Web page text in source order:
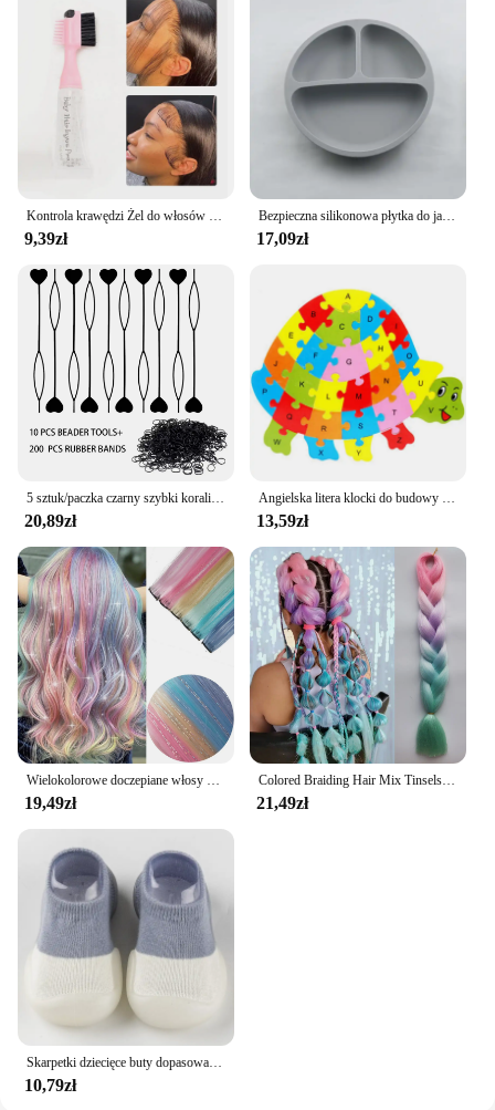
Kontrola krawędzi Żel do włosów Szczotka do krawędzi Kieszonkowy zestaw wielokrotnego napełniania Zestaw szczotek do włosów dla dzieci Doskonała wydajność Długotrwała Bez pozostałości bieli
9,39zł
Bezpieczna silikonowa płytka do jadalni dla dzieci z motywem ssącym Cartoon naczynia do karmienia malucha zastawa stołowa Retro Kids Smile Face miska
17,09zł
5 sztuk/paczka czarny szybki koralik do ładowania koralików na warkocze narzędzie z 100 szt. Opaski gumowe dla dzieci dziewczynek fryzura kucyk
20,89zł
Angielska litera klocki do budowy drewno układanka ze zwierzętami dzieci zabawka rozwijająca inteligencję poznawcze dla małych dzieci wczesna edukacja prezenty
13,59zł
Wielokolorowe doczepiane włosy Mix tinsels Kolorowe doczepiane włosy 2 w 1 Tęczowe włosy ze srebrnymi puszkami dla dzieci i dziewcząt
19,49zł
Colored Braiding Hair Mix Tinsels Jumbo Braiding Tinsel Hair 4 Tones Ombre Braids 24 inch Festival Rave Hair For Girls Kids
21,49zł
Skarpetki dziecięce buty dopasowane kolory niemowlęce urocze dziecięce buty dla chłopców lalki z miękkimi podeszwami dziecko Sneaker niemowlę BeBe dziewczynki pierwsze chodziki
10,79zł